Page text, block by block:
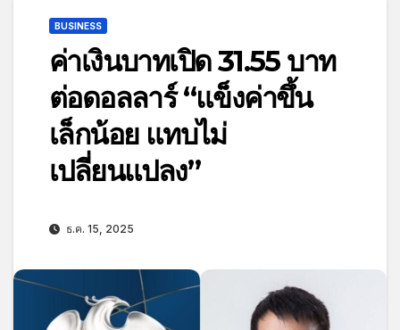
BUSINESS
ค่าเงินบาทเปิด 31.55 บาท
ต่อดอลลาร์ “แข็งค่าขึ้น
เล็กน้อย แทบไม่
เปลี่ยนแปลง”
ธ.ค. 15, 2025